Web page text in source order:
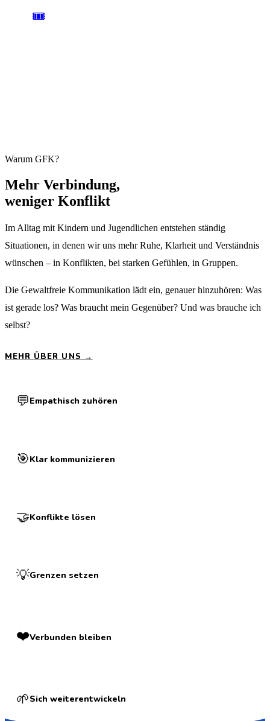
🎟️
Warum GFK?
Mehr Verbindung,
weniger Konflikt
Im Alltag mit Kindern und Jugendlichen entstehen ständig
Situationen, in denen wir uns mehr Ruhe, Klarheit und Verständnis
wünschen – in Konflikten, bei starken Gefühlen, in Gruppen.
Die Gewaltfreie Kommunikation lädt ein, genauer hinzuhören: Was
ist gerade los? Was braucht mein Gegenüber? Und was brauche ich
selbst?
MEHR ÜBER UNS →
💬Empathisch zuhören
🎯Klar kommunizieren
🤝Konflikte lösen
💡Grenzen setzen
❤️Verbunden bleiben
🌱Sich weiterentwickeln